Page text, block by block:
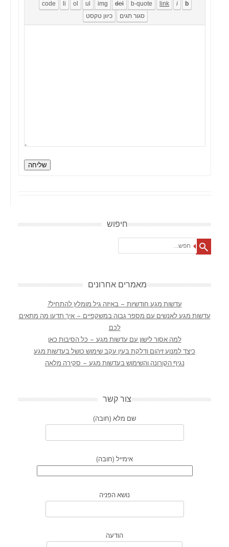
שליחה
חיפוש
מאמרים אחרונים
עדשות מגע חודשיות – באיזה גיל מומלץ להתחיל?
עדשות מגע לאנשים עם מספר גבוה במשקפיים – איך תדעו מה מתאים
לכם
למה אסור לישון עם עדשות מגע – כל הסיבות כאן
כיצד למנוע זיהום ודלקת בעין עקב שימוש כושל בעדשות מגע
נגיף הקורונה והשימוש בעדשות מגע – סקירה מלאה
צור קשר
שם מלא (חובה)
אימייל (חובה)
נושא הפניה
הודעה